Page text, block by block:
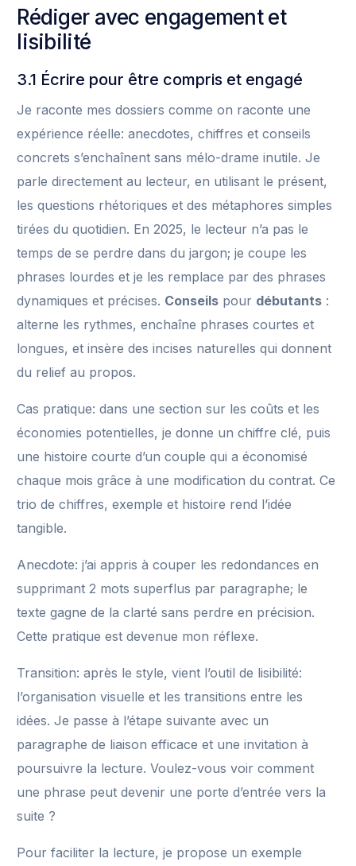
Rédiger avec engagement et
lisibilité
3.1 Écrire pour être compris et engagé
Je raconte mes dossiers comme on raconte une
expérience réelle: anecdotes, chiffres et conseils
concrets s’enchaînent sans mélo-drame inutile. Je
parle directement au lecteur, en utilisant le présent,
les questions rhétoriques et des métaphores simples
tirées du quotidien. En 2025, le lecteur n’a pas le
temps de se perdre dans du jargon; je coupe les
phrases lourdes et je les remplace par des phrases
dynamiques et précises. Conseils pour débutants :
alterne les rythmes, enchaîne phrases courtes et
longues, et insère des incises naturelles qui donnent
du relief au propos.
Cas pratique: dans une section sur les coûts et les
économies potentielles, je donne un chiffre clé, puis
une histoire courte d’un couple qui a économisé
chaque mois grâce à une modification du contrat. Ce
trio de chiffres, exemple et histoire rend l’idée
tangible.
Anecdote: j’ai appris à couper les redondances en
supprimant 2 mots superflus par paragraphe; le
texte gagne de la clarté sans perdre en précision.
Cette pratique est devenue mon réflexe.
Transition: après le style, vient l’outil de lisibilité:
l’organisation visuelle et les transitions entre les
idées. Je passe à l’étape suivante avec un
paragraphe de liaison efficace et une invitation à
poursuivre la lecture. Voulez-vous voir comment
une phrase peut devenir une porte d’entrée vers la
suite ?
Pour faciliter la lecture, je propose un exemple